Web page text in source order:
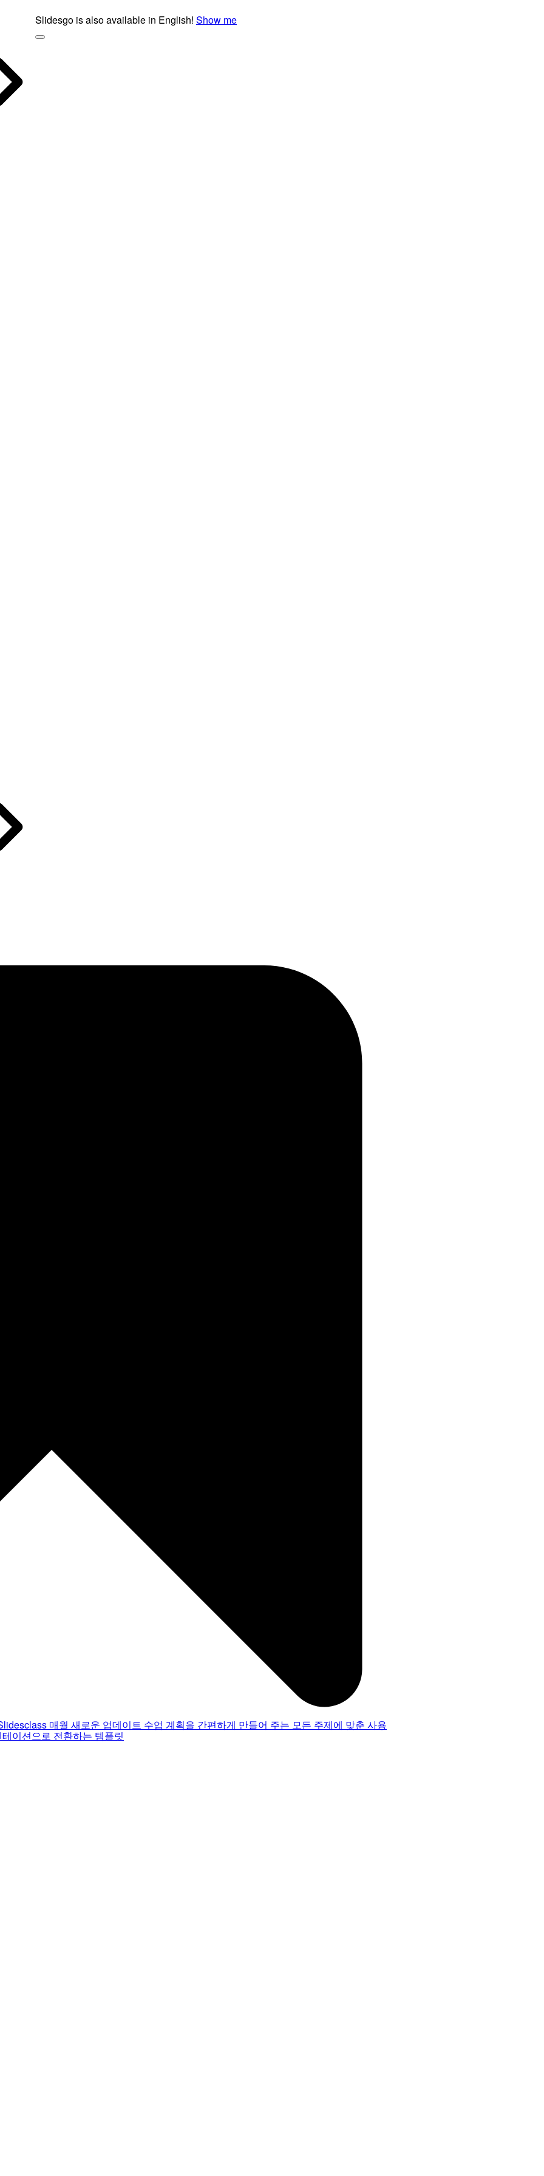
Slidesgo is also available in English! Show me
매월 새로운 업데이트 수업 계획을 간편하게 만들어 주는 모든 주제에 맞춘 사용
이션으로 전환하는 템플릿